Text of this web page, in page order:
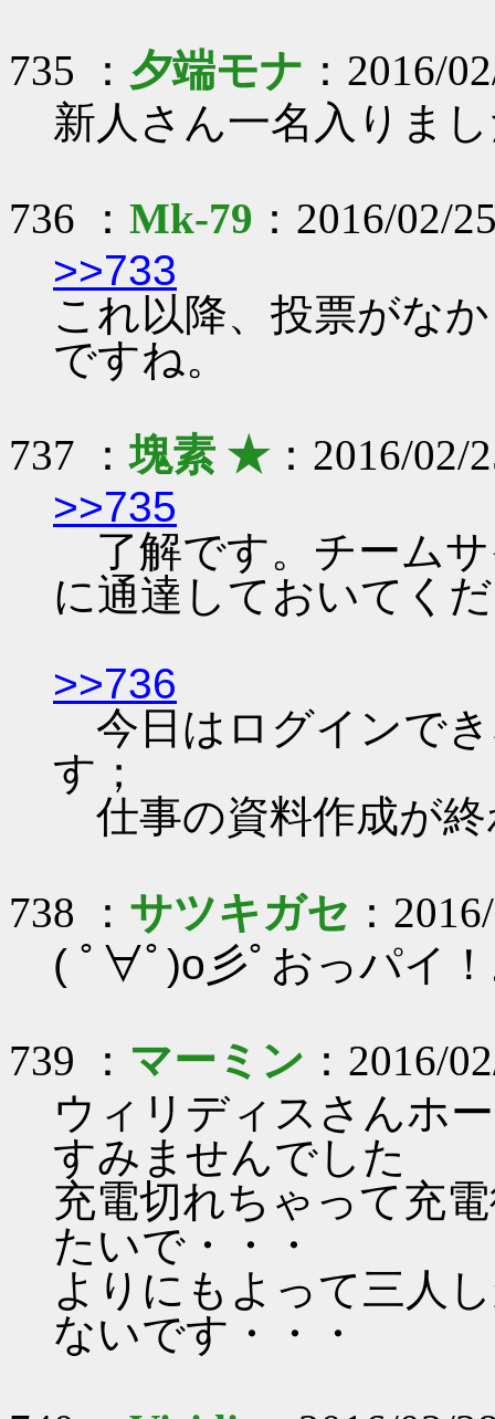
735 ： 夕端モナ ：2016/
新人さん一名入りま
736 ： Mk-79 ：2016/02/
>>733
これ以降、投票がな
ですね。
737 ：塊素 ★：2016/02/
>>735
了解です。チーム
に通達しておいてく
>>736
今日はログインで
す；
仕事の資料作成が
738 ： サツキガセ ：
( ﾟ∀ﾟ)o彡ﾟおっパイ
739 ： マーミン ：2016/
ウィリディスさんホ
すみませんでした
充電切れちゃって充
たいで・・・
よりにもよって三人
ないです・・・